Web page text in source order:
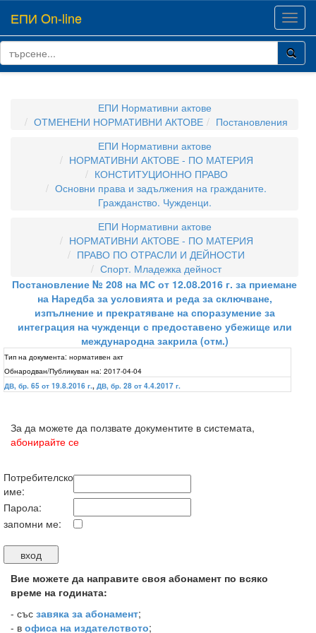
ЕПИ On-line
ЕПИ Нормативни актове
ОТМЕНЕНИ НОРМАТИВНИ АКТОВЕ
Постановления
ЕПИ Нормативни актове
НОРМАТИВНИ АКТОВЕ - ПО МАТЕРИЯ
КОНСТИТУЦИОННО ПРАВО
Основни права и задължения на гражданите.
Гражданство. Чужденци.
ЕПИ Нормативни актове
НОРМАТИВНИ АКТОВЕ - ПО МАТЕРИЯ
ПРАВО ПО ОТРАСЛИ И ДЕЙНОСТИ
Спорт. Младежка дейност
Постановление № 208 на МС от 12.08.2016 г. за приемане
на Наредба за условията и реда за сключване,
изпълнение и прекратяване на споразумение за
интеграция на чужденци с предоставено убежище или
международна закрила (отм.)
Тип на документа: нормативен акт
Обнародван/Публикуван на: 2017-04-04
ДВ, бр. 65 от 19.8.2016 г., ДВ, бр. 28 от 4.4.2017 г.
За да можете да ползвате документите в системата,
абонирайте се
Потребителско
име:
Парола:
запомни ме:
Вие можете да направите своя абонамент по всяко
време на годината:
- със завяка за абонамент;
- в офиса на издателството;